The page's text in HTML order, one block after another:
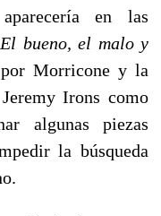
en las
El bueno, el malo y
Morricone y la
Irons como
algunas piezas
la búsqueda